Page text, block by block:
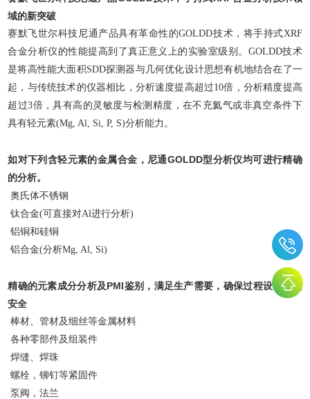
域的新突破
赛默飞世尔科技尼通产品具有革命性的GOLDD技术，将手持式XRF
合金分析仪的性能提高到了真正意义上的实验室级别。GOLDD技术
是将高性能大面积SDD探测器与几何优化设计思想有机地结合在了一
起，与传统技术的仪器相比，分析速度提高超过10倍，分析精度提高
超过3倍，具有高的灵敏度与检测精度，在不充氦气或非真空条件下
具有轻元素(Mg, Al, Si, P, S)分析能力。
如对下列含轻元素的金属合金，尼通GOLDD型分析仪均可进行精确
的分析。
奥氏体不锈钢
钛合金(可直接对Al进行分析)
铝铜和硅铜
铝合金(分析Mg, Al, Si)
精确的元素成分分析及PMI鉴别，满足生产需要，确保过程设备材质
安全
棒材、管材及细丝等金属材料
各种零部件及组装件
焊缝、焊珠
螺栓，铆钉等紧固件
泵阀，法兰